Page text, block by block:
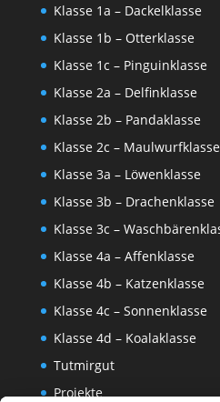
Klasse 1a – Dackelklasse
Klasse 1b – Otterklasse
Klasse 1c – Pinguinklasse
Klasse 2a – Delfinklasse
Klasse 2b – Pandaklasse
Klasse 2c – Maulwurfklasse
Klasse 3a – Löwenklasse
Klasse 3b – Drachenklasse
Klasse 3c –
Klasse 4a – Affenklasse
Klasse 4b – Katzenklasse
Klasse 4c – Sonnenklasse
Klasse 4d – Koalaklasse
Tutmirgut
Projekte